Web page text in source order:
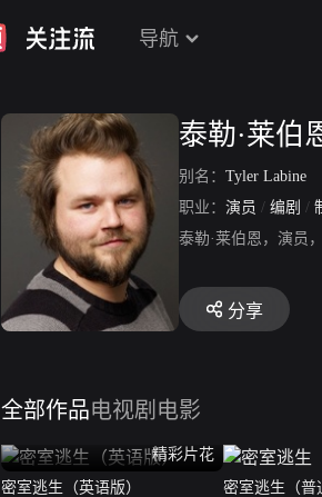
导航
泰勒·莱伯
别名： Tyler Labine
职业： 演员 / 编剧 /
泰勒·莱伯恩，演员
分享
全部作品电视剧 电影
精彩片花
密室逃生（英语版）
密室逃生（普